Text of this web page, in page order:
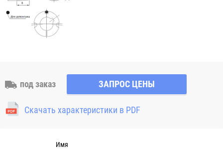
под заказ ЗАПРОС ЦЕНЫ
Скачать характеристики в PDF
Имя